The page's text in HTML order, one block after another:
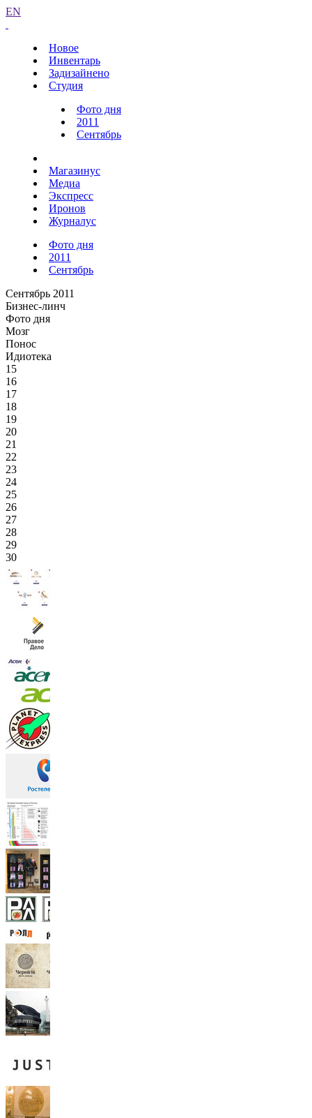
EN
Новое
Инвентарь
Задизайнено
Студия
Фото дня
2011
Сентябрь
Магазинус
Медиа
Экспресс
Иронов
Журналус
Фото дня
2011
Сентябрь
Сентябрь 2011
Бизнес-линч
Фото дня
Мозг
Понос
Идиотека
15
16
17
18
19
20
21
22
23
24
25
26
27
28
29
30